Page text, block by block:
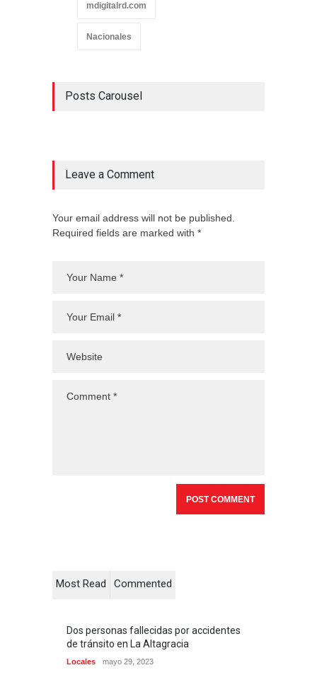
mdigitalrd.com
Nacionales
Posts Carousel
Leave a Comment
Your email address will not be published.
Required fields are marked with *
Most Read Commented
Dos personas fallecidas por accidentes
de tránsito en La Altagracia
Locales mayo 29, 2023